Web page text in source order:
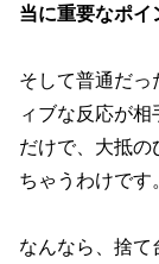
当に重要なポイ
そして普通だ
ィブな反応が
だけで、大抵
ちゃうわけです。
なんなら、捨